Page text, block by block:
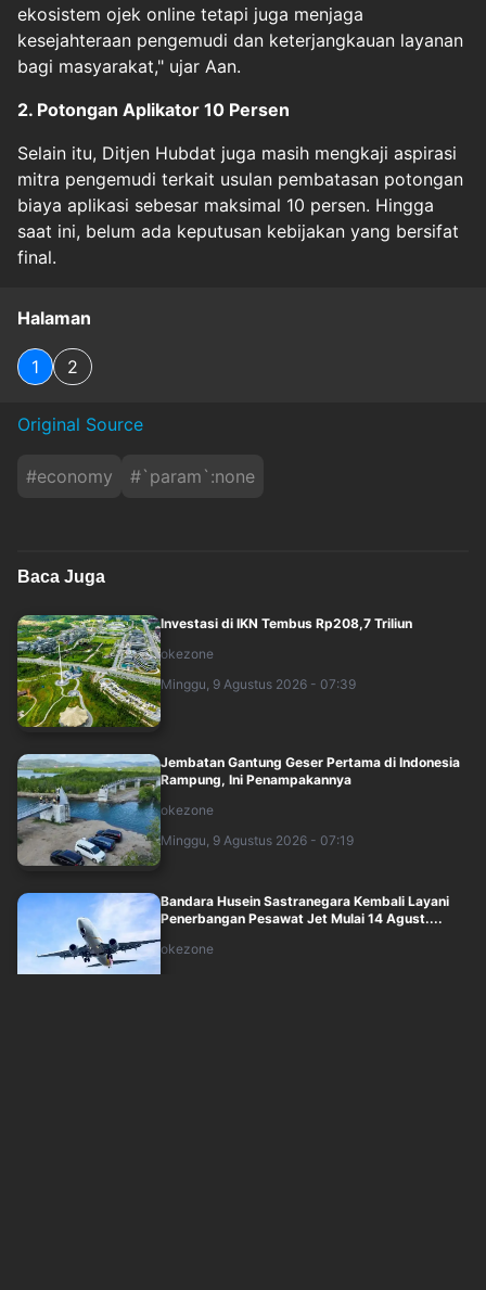
ekosistem ojek online tetapi juga menjaga
kesejahteraan pengemudi dan keterjangkauan layanan
bagi masyarakat," ujar Aan.
2. Potongan Aplikator 10 Persen
Selain itu, Ditjen Hubdat juga masih mengkaji aspirasi
mitra pengemudi terkait usulan pembatasan potongan
biaya aplikasi sebesar maksimal 10 persen. Hingga
saat ini, belum ada keputusan kebijakan yang bersifat
final.
Halaman
1 2
Original Source
#economy #`param`:none
Baca Juga
Investasi di IKN Tembus Rp208,7 Triliun
okezone
Minggu, 9 Agustus 2026 - 07:39
Jembatan Gantung Geser Pertama di Indonesia
Rampung, Ini Penampakannya
okezone
Minggu, 9 Agustus 2026 - 07:19
Bandara Husein Sastranegara Kembali Layani
Penerbangan Pesawat Jet Mulai 14 Agust....
okezone
Minggu, 9 Agustus 2026 - 06:17